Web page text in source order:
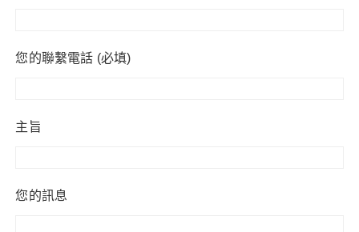
您的聯繫電話 (必填)
主旨
您的訊息